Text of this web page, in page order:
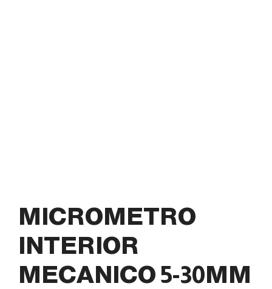
MICROMETRO
INTERIOR
MECANICO 5-30MM